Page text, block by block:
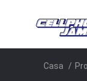
Casa /